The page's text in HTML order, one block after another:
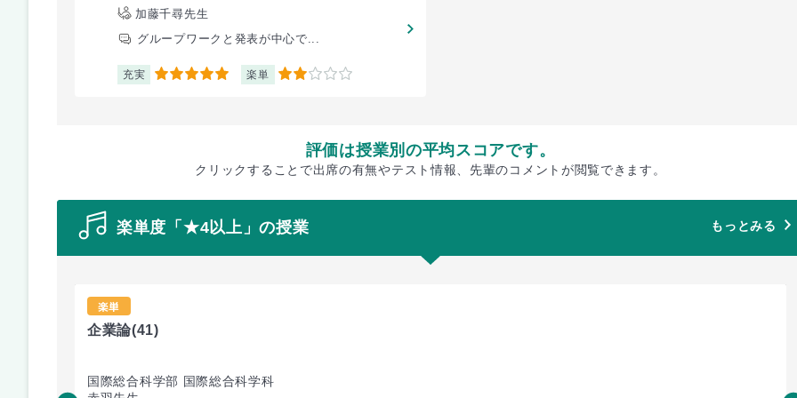
加藤千尋先生
グループワークと発表が中心で...
充実 5 楽単 2
評価は授業別の平均スコアです。
クリックすることで出席の有無やテスト情報、先輩のコメントが閲覧できます。
楽単度「★4以上」の授業 もっとみる
楽単
企業論(41)
国際総合科学部 国際総合科学科